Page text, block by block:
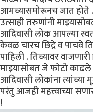
आमच्यासमोरूनच जात होते .
उत्साही तरुणांनी
आदिवासी लोक आपल्या
केवळ चारच छिद्रे व पाचवे
पाहिली . तिच्यावर
माझ्यासोबत जे फोटो काढले
आदिवासी लोकांना
परंतु आजही महत्त्वाच्या
!